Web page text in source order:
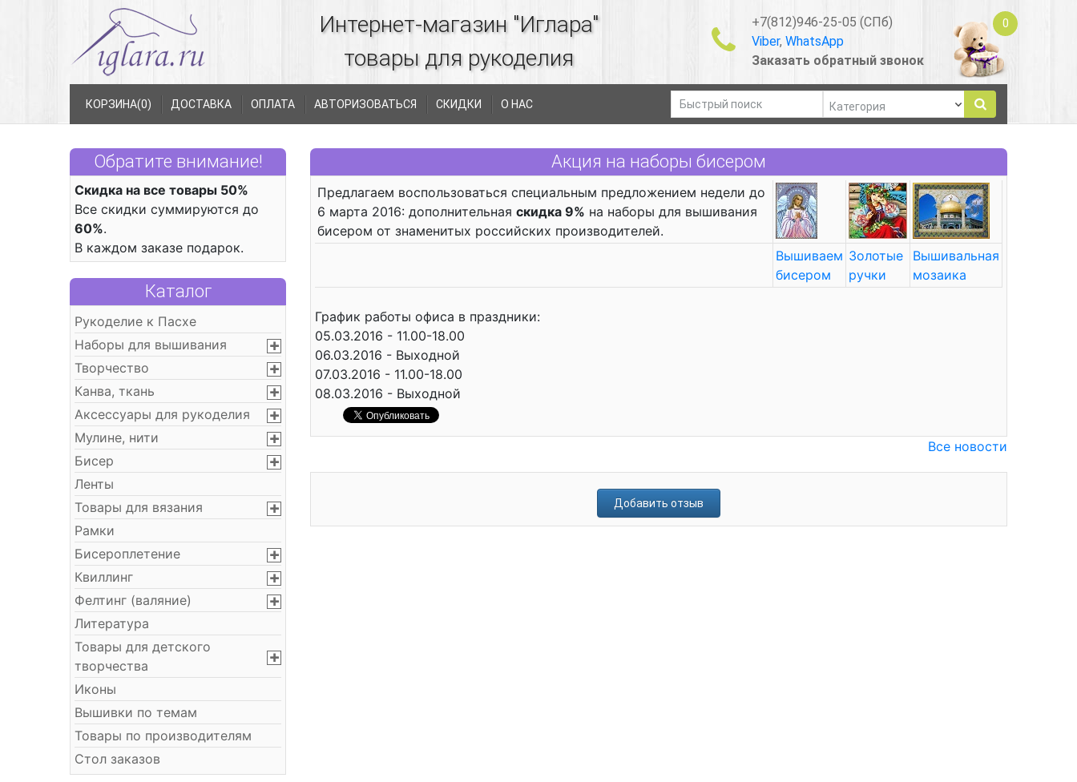
Интернет-магазин "Иглара"
товары для рукоделия
+7(812)946-25-05 (СПб)
Viber, WhatsApp
Заказать обратный звонок
0
КОРЗИНА(0) ДОСТАВКА ОПЛАТА АВТОРИЗОВАТЬСЯ СКИДКИ О НАС
Обратите внимание!
Скидка на все товары 50%
Все скидки суммируются до
60%.
В каждом заказе подарок.
Каталог
Рукоделие к Пасхе
Наборы для вышивания
Творчество
Канва, ткань
Аксессуары для рукоделия
Мулине, нити
Бисер
Ленты
Товары для вязания
Рамки
Бисероплетение
Квиллинг
Фелтинг (валяние)
Литература
Товары для детского
творчества
Иконы
Вышивки по темам
Товары по производителям
Стол заказов
Акция на наборы бисером
Предлагаем воспользоваться специальным предложением недели до
6 марта 2016: дополнительная скидка 9% на наборы для вышивания
бисером от знаменитых российских производителей.
Вышиваем
бисером
Золотые
ручки
Вышивальная
мозаика
График работы офиса в праздники:
05.03.2016 - 11.00-18.00
06.03.2016 - Выходной
07.03.2016 - 11.00-18.00
08.03.2016 - Выходной
Все новости
Добавить отзыв